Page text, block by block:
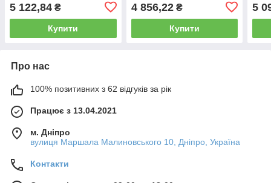
5 122,84 ₴
Купити
4 856,22₴
Купити
5
Про нас
100% позитивних з 62 відгуків за рік
Працює з 13.04.2021
м. Дніпро
вулиця Маршала Малиновського 10, Дніпро, Україна
Контакти